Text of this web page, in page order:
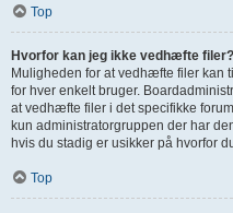
Top
Hvorfor kan jeg ikke vedhæfte filer?
Muligheden for at vedhæfte filer kan
for hver enkelt bruger.
at vedhæfte filer i det specifikke
kun administratorgruppen der har
hvis du stadig er usikker på hvorfor
Top